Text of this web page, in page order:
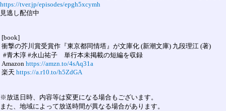
https://tver.jp/episodes/epgh5xcymh
見逃し配信中
[book]
衝撃の芥川賞受賞作『東京都同情塔』が文庫化 (新潮文庫) 九段理江 (著)
  #青木淳 #永山祐子　単行本未掲載の短編を収録
Amazon https://amzn.to/4sAq31a
楽天 https://a.r10.to/h5ZdGA
※放送日時、内容等は変更になる場合もございます。
また、地域によって放送時間が異なる場合があります。